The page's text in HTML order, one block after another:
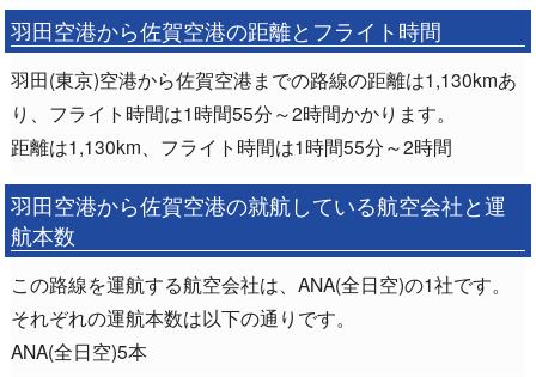
羽田空港から佐賀空港の距離とフライト時間
羽田(東京)空港から佐賀空港までの路線の距離は1,130kmあ
り、フライト時間は1時間55分～2時間かかります。
距離は1,130km、フライト時間は1時間55分～2時間
羽田空港から佐賀空港の就航している航空会社と運
航本数
この路線を運航する航空会社は、ANA(全日空)の1社です。
それぞれの運航本数は以下の通りです。
ANA(全日空)5本